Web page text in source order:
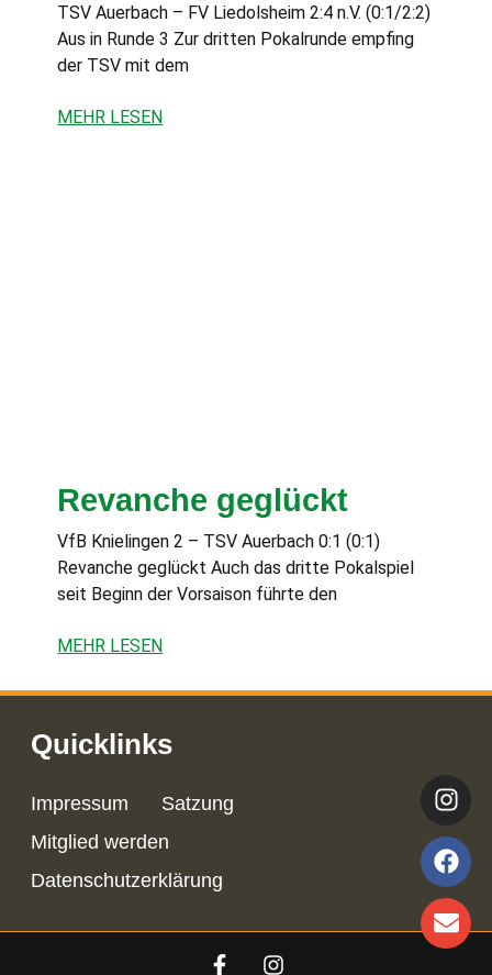
TSV Auerbach – FV Liedolsheim 2:4 n.V. (0:1/2:2)
Aus in Runde 3 Zur dritten Pokalrunde empfing
der TSV mit dem
MEHR LESEN
Revanche geglückt
VfB Knielingen 2 – TSV Auerbach 0:1 (0:1)
Revanche geglückt Auch das dritte Pokalspiel
seit Beginn der Vorsaison führte den
MEHR LESEN
Quicklinks
Impressum
Satzung
Mitglied werden
Datenschutzerklärung